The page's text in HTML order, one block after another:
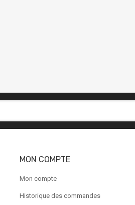
MON COMPTE
Mon compte
Historique des commandes